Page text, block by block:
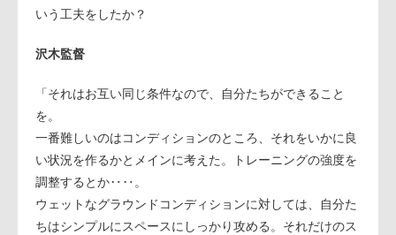
いう工夫をしたか？
沢木監督
「それはお互い同じ条件なので、自分たちができること
を。
一番難しいのはコンディションのところ、それをいかに良
い状況を作るかとメインに考えた。トレーニングの強度を
調整するとか‥‥。
ウェットなグラウンドコンディションに対しては、自分た
ちはシンプルにスペースにしっかり攻める。それだけのス